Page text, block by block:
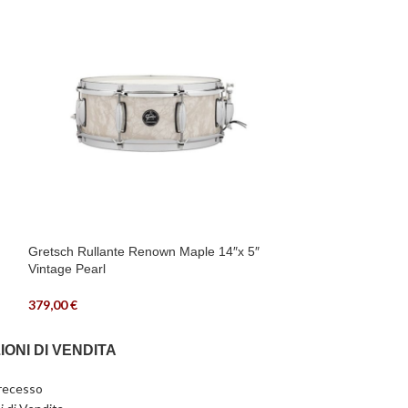
Gretsch Rullante Renown Maple 14″x 5″
Vintage Pearl
379,00€
DI VENDITA